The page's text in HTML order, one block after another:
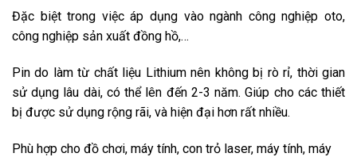
Đặc biệt trong việc áp dụng vào ngành công nghiệp oto,
công nghiệp sản xuất đồng hồ,…
Pin do làm từ chất liệu Lithium nên không bị rò rỉ, thời gian
sử dụng lâu dài, có thể lên đến 2-3 năm. Giúp cho các thiết
bị được sử dụng rộng rãi, và hiện đại hơn rất nhiều.
Phù hợp cho đồ chơi, máy tính, con trỏ laser, máy tính, máy